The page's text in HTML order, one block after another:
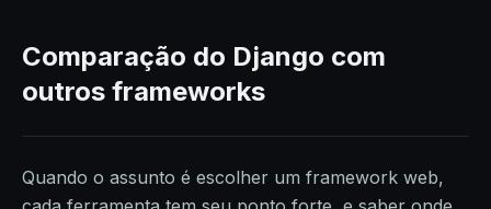
Comparação do Django com
outros frameworks
Quando o assunto é escolher um framework web,